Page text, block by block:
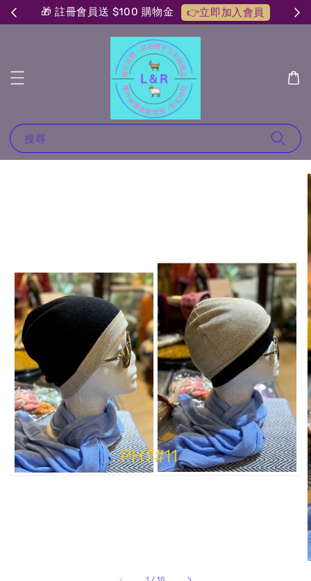
🎁 註冊會員送 $100 購物金 👉立即加入會員
搜尋